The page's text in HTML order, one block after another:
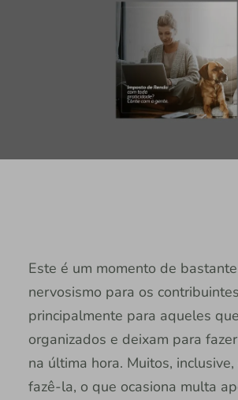
Este é um momento de
nervosismo para os
principalmente para aqueles
organizados e deixam para
na última hora. Muitos,
fazê-la, o que ocasiona multa